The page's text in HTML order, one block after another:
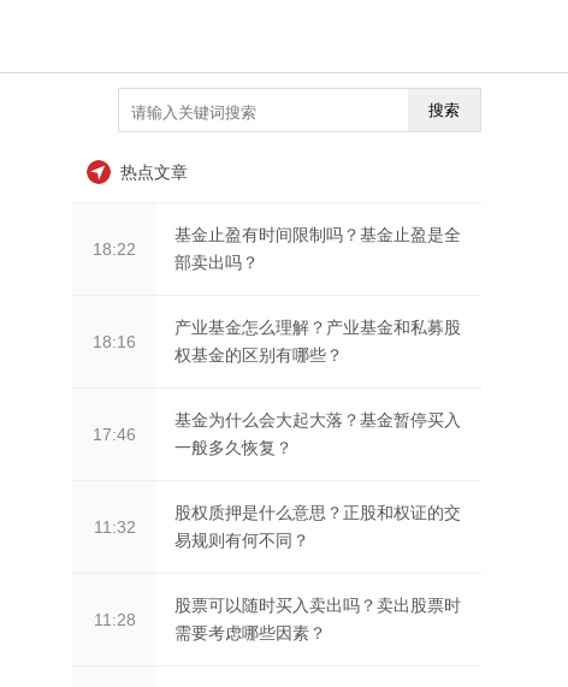
搜索
热点文章
18:22
基金止盈有时间限制吗？基金止盈是全
部卖出吗？
18:16
产业基金怎么理解？产业基金和私募股
权基金的区别有哪些？
17:46
基金为什么会大起大落？基金暂停买入
一般多久恢复？
11:32
股权质押是什么意思？正股和权证的交
易规则有何不同？
11:28
股票可以随时买入卖出吗？卖出股票时
需要考虑哪些因素？